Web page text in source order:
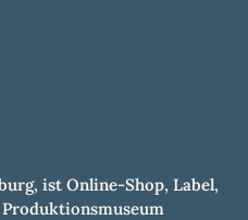
ist Online-Shop, Label,